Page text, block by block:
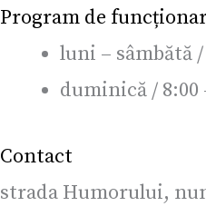
Program de
luni – sâmbătă /
duminică / 8:00
Contact
strada Humorului,